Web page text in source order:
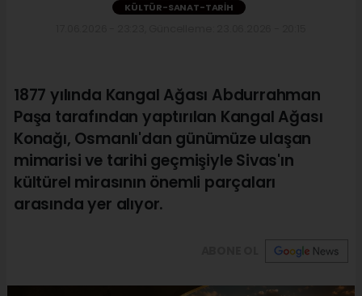
KÜLTÜR-SANAT-TARIH
1877 yılında Kangal Ağası Abdurrahman
Paşa tarafından yaptırılan Kangal Ağası
Konağı, Osmanlı'dan günümüze ulaşan
mimarisi ve tarihi geçmişiyle Sivas'ın
kültürel mirasının önemli parçaları
arasında yer alıyor.